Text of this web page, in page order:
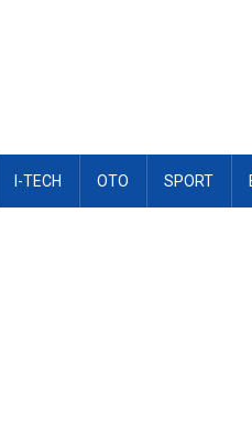
I-TECH OTO SPORT